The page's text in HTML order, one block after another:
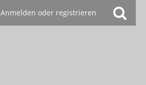
Anmelden oder registrieren